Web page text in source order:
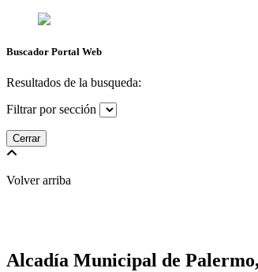
Buscador Portal Web
Resultados de la busqueda:
Filtrar por sección
Cerrar
Volver arriba
Alcadía Municipal de